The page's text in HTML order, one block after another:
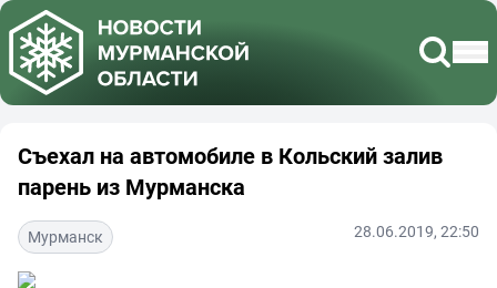
Съехал на автомобиле в Кольский залив
парень из Мурманска
Мурманск 28.06.2019, 22:50